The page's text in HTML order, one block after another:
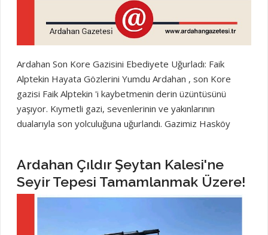
Ardahan Son Kore Gazisini Ebediyete Uğurladı: Faik
Alptekin Hayata Gözlerini Yumdu Ardahan , son Kore
gazisi Faik Alptekin 'i kaybetmenin derin üzüntüsünü
yaşıyor. Kıymetli gazi, sevenlerinin ve yakınlarının
dualarıyla son yolculuğuna uğurlandı. Gazimiz Hasköy
yakınlarına ve tüm sevenlerine başsağlığı dileriz. Mekanı
cennet olsun. Ardahanın Haberleri Ardahan Gazetesi
haber sitelerinde
Ardahan Çıldır Şeytan Kalesi'ne
Seyir Tepesi Tamamlanmak Üzere!